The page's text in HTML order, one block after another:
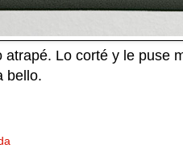
Lo corté y le puse
bello.